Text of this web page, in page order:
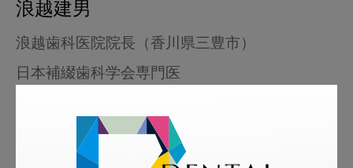
浪越建男
浪越歯科医院院長（香川県三豊市）
日本補綴歯科学会専門医
1987年3月、長崎大学歯学部卒業